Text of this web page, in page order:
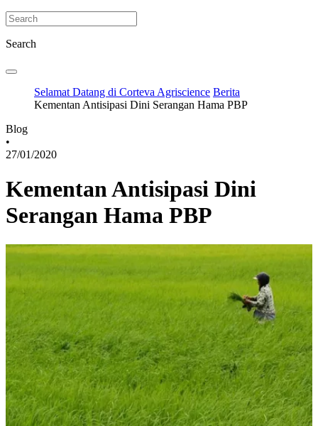
Search
Selamat Datang di Corteva Agriscience Berita
Kementan Antisipasi Dini Serangan Hama PBP
Blog
•
27/01/2020
Kementan Antisipasi Dini
Serangan Hama PBP